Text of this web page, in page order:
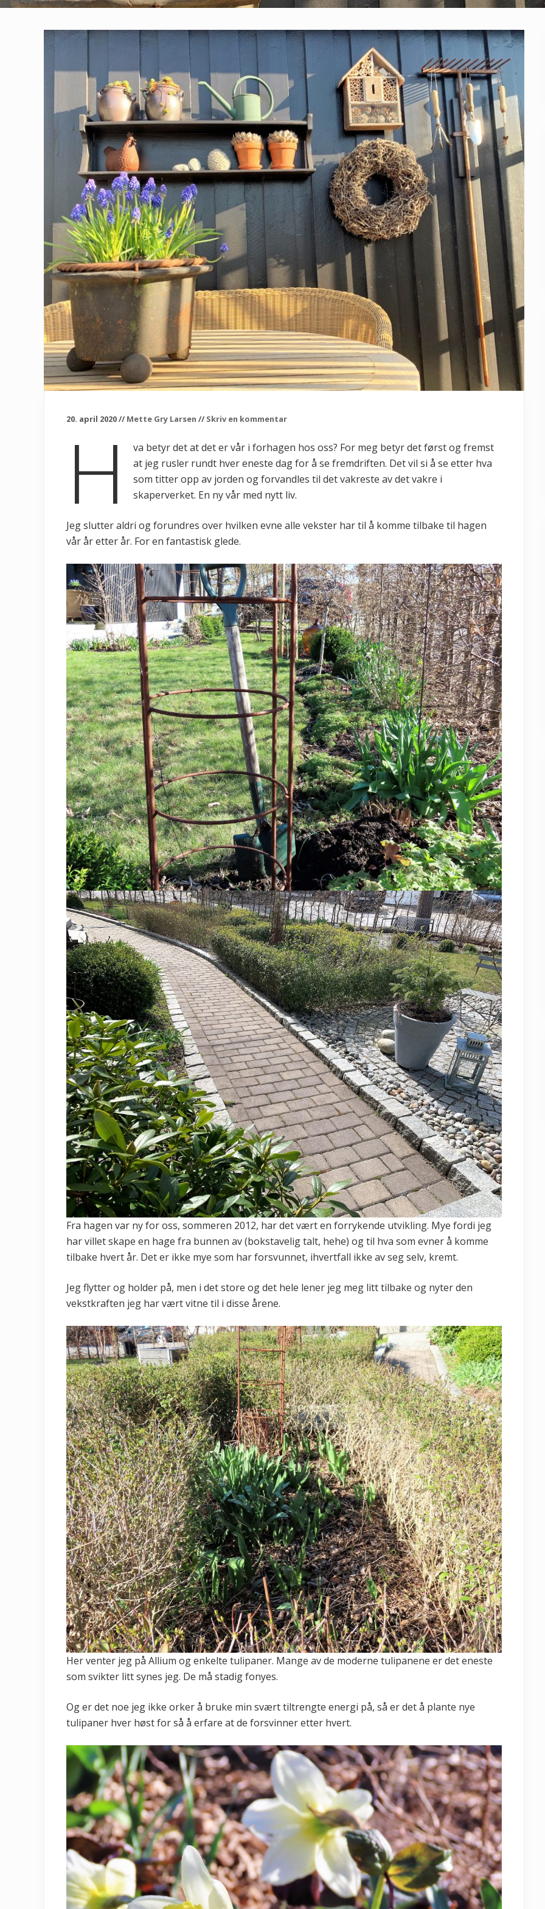
20. april 2020// Mette Gry Larsen // Skriv en kommentar
H
va betyr det at det er vår i forhagen hos oss? For meg betyr det først og fremst
at jeg rusler rundt hver eneste dag for å se fremdriften. Det vil si å se etter hva
som titter opp av jorden og forvandles til det vakreste av det vakre i
skaperverket. En ny vår med nytt liv.
Jeg slutter aldri og forundres over hvilken evne alle vekster har til å komme tilbake til hagen
vår år etter år. For en fantastisk glede.
Fra hagen var ny for oss, sommeren 2012, har det vært en forrykende utvikling. Mye fordi jeg
har villet skape en hage fra bunnen av (bokstavelig talt, hehe) og til hva som evner å komme
tilbake hvert år. Det er ikke mye som har forsvunnet, ihvertfall ikke av seg selv, kremt.
Jeg flytter og holder på, men i det store og det hele lener jeg meg litt tilbake og nyter den
vekstkraften jeg har vært vitne til i disse årene.
Her venter jeg på Allium og enkelte tulipaner. Mange av de moderne tulipanene er det eneste
som svikter litt synes jeg. De må stadig fonyes.
Og er det noe jeg ikke orker å bruke min svært tiltrengte energi på, så er det å plante nye
tulipaner hver høst for så å erfare at de forsvinner etter hvert.